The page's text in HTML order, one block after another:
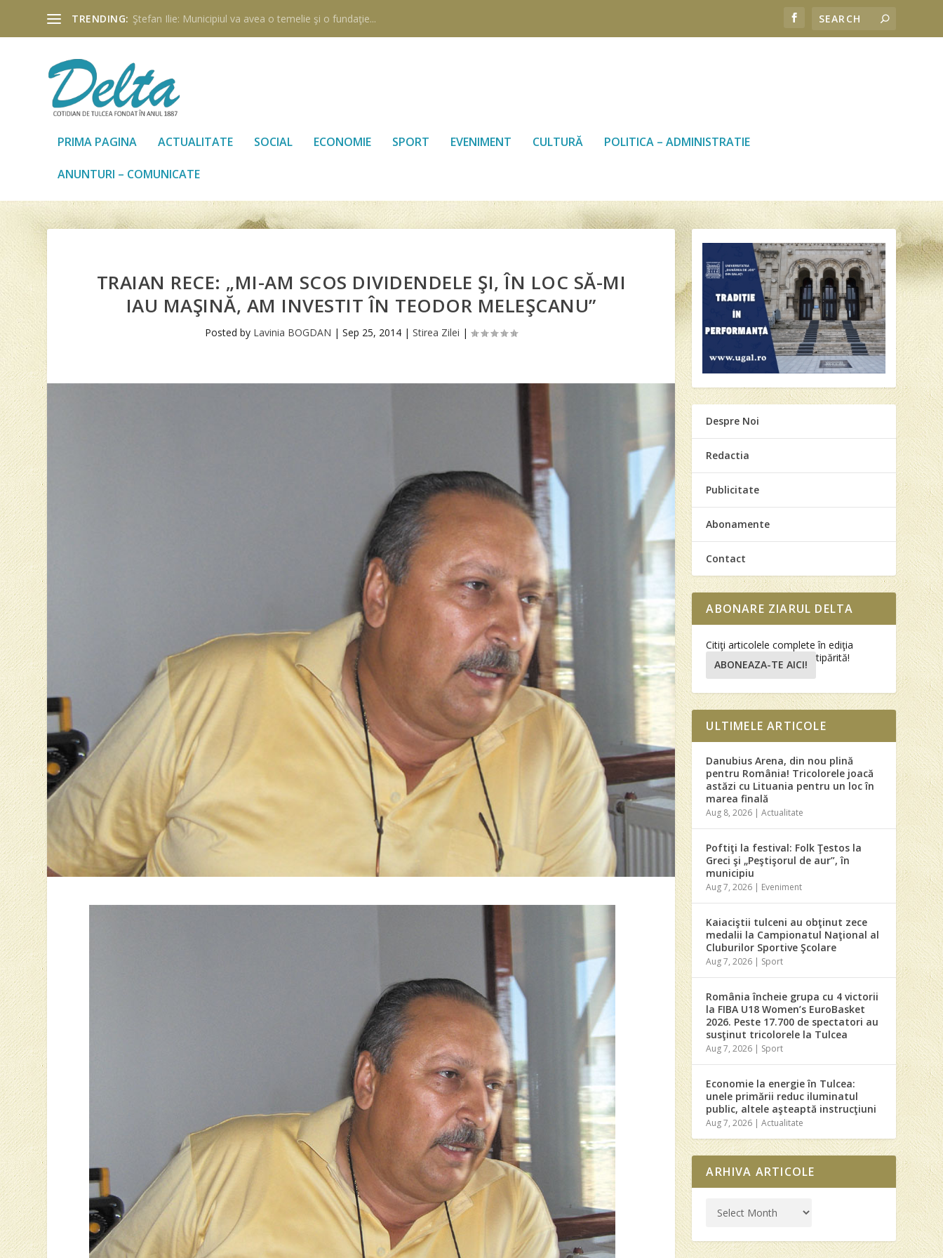
TRENDING: Ştefan Ilie: Municipiul va avea o temelie şi o fundaţie...
PRIMA PAGINA ACTUALITATE SOCIAL ECONOMIE SPORT EVENIMENT CULTURĂ POLITICA – ADMINISTRATIE
ANUNTURI – COMUNICATE
TRAIAN RECE: „MI-AM SCOS DIVIDENDELE ŞI, ÎN LOC SĂ-MI
IAU MAŞINĂ, AM INVESTIT ÎN TEODOR MELEŞCANU”
Posted by Lavinia BOGDAN |Sep 25, 2014 |Stirea Zilei |
Despre Noi
Redactia
Publicitate
Abonamente
Contact
ABONARE ZIARUL DELTA
Citiţi articolele complete în ediţia
tipărită!
ABONEAZA-TE AICI!
ULTIMELE ARTICOLE
Danubius Arena, din nou plină
pentru România! Tricolorele joacă
astăzi cu Lituania pentru un loc în
marea finală
Aug 8, 2026 |Actualitate
Poftiţi la festival: Folk Ţestos la
Greci şi „Peştişorul de aur”, în
municipiu
Aug 7, 2026 | Eveniment
Kaiaciştii tulceni au obţinut zece
medalii la Campionatul Naţional al
Cluburilor Sportive Şcolare
Aug 7, 2026 | Sport
România încheie grupa cu 4 victorii
la FIBA U18 Women’s EuroBasket
2026. Peste 17.700 de spectatori au
susţinut tricolorele la Tulcea
Aug 7, 2026 | Sport
Economie la energie în Tulcea:
unele primării reduc iluminatul
public, altele aşteaptă instrucţiuni
Aug 7, 2026 |Actualitate
ARHIVA ARTICOLE